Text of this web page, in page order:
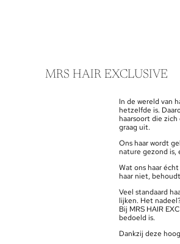
MRS HAIR EXCLUSIVE
In de wereld van
hetzelfde is.
haarsoort die zich
graag uit.
Ons haar wordt
nature gezond is,
Wat ons haar
haar niet,
Veel standaard
lijken. Het
Bij MRS HAIR
bedoeld is.
Dankzij deze